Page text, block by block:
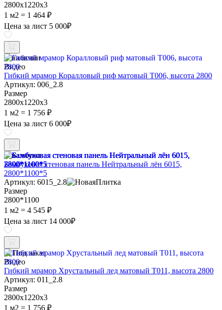
2800х1220х3
1 м2 = 1 464 ₽
Цена за лист 5 000₽
В наличии
Видео
Гибкий мрамор Коралловый риф матовый Т006, высота 2800
Артикул: 006_2.8
Размер
2800х1220х3
1 м2 = 1 756 ₽
Цена за лист 6 000₽
В наличии
Бамбуковая стеновая панель Нейтральный лён 6015,
2800*1100*5
Артикул: 6015_2.8
Размер
2800*1100
1 м2 = 4 545 ₽
Цена за лист 14 000₽
Под заказ
Видео
Гибкий мрамор Хрустальный лед матовый Т011, высота 2800
Артикул: 011_2.8
Размер
2800х1220х3
1 м2 = 1 756 ₽